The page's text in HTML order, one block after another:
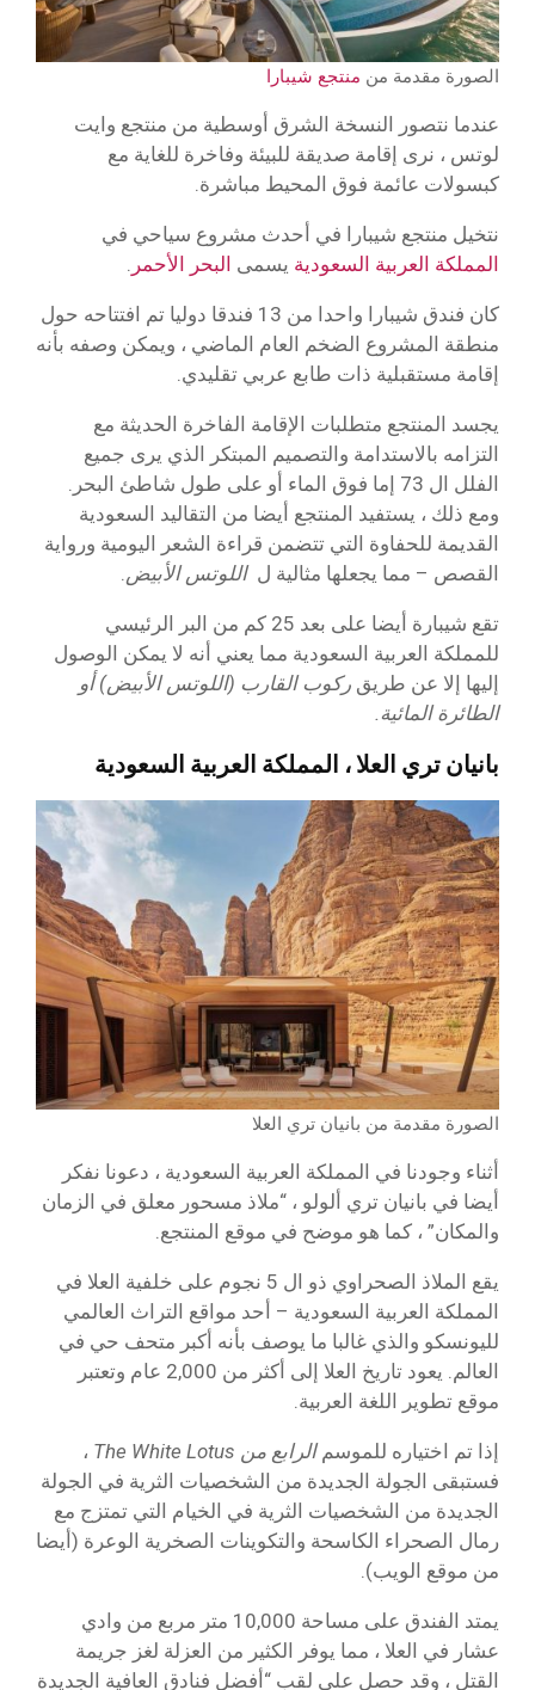
الصورة مقدمة من منتجع شيبارا
عندما نتصور النسخة الشرق أوسطية من منتجع وايت
لوتس ، نرى إقامة صديقة للبيئة وفاخرة للغاية مع
كبسولات عائمة فوق المحيط مباشرة.
نتخيل منتجع شيبارا في أحدث مشروع سياحي في
المملكة العربية السعودية يسمى البحر الأحمر .
كان فندق شيبارا واحدا من 13 فندقا دوليا تم افتتاحه حول
منطقة المشروع الضخم العام الماضي ، ويمكن وصفه بأنه
إقامة مستقبلية ذات طابع عربي تقليدي.
يجسد المنتجع متطلبات الإقامة الفاخرة الحديثة مع
التزامه بالاستدامة والتصميم المبتكر الذي يرى جميع
الفلل ال 73 إما فوق الماء أو على طول شاطئ البحر.
ومع ذلك ، يستفيد المنتجع أيضا من التقاليد السعودية
القديمة للحفاوة التي تتضمن قراءة الشعر اليومية ورواية
القصص – مما يجعلها مثالية لاللوتس الأبيض.
تقع شيبارة أيضا على بعد 25 كم من البر الرئيسي
للمملكة العربية السعودية مما يعني أنه لا يمكن الوصول
إليها إلا عن طريق ركوب القارب (اللوتس الأبيض) أو
الطائرة المائية.
بانيان تري العلا ، المملكة العربية السعودية
الصورة مقدمة من بانيان تري العلا
أثناء وجودنا في المملكة العربية السعودية ، دعونا نفكر
أيضا في بانيان تري ألولو ، “ملاذ مسحور معلق في الزمان
والمكان” ، كما هو موضح في موقع المنتجع.
يقع الملاذ الصحراوي ذو ال 5 نجوم على خلفية العلا في
المملكة العربية السعودية – أحد مواقع التراث العالمي
لليونسكو والذي غالبا ما يوصف بأنه أكبر متحف حي في
العالم. يعود تاريخ العلا إلى أكثر من 2,000 عام وتعتبر
موقع تطوير اللغة العربية.
إذا تم اختياره للموسمالرابع من The White Lotus
،
فستبقى الجولة الجديدة من الشخصيات الثرية في الجولة
الجديدة من الشخصيات الثرية في الخيام التي تمتزج مع
رمال الصحراء الكاسحة والتكوينات الصخرية الوعرة (أيضا
من موقع الويب).
يمتد الفندق على مساحة 10,000 متر مربع من وادي
عشار في العلا ، مما يوفر الكثير من العزلة لغز جريمة
القتل ، وقد حصل على لقب “أفضل فنادق العافية الجديدة